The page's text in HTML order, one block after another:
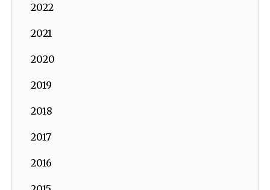
2022
2021
2020
2019
2018
2017
2016